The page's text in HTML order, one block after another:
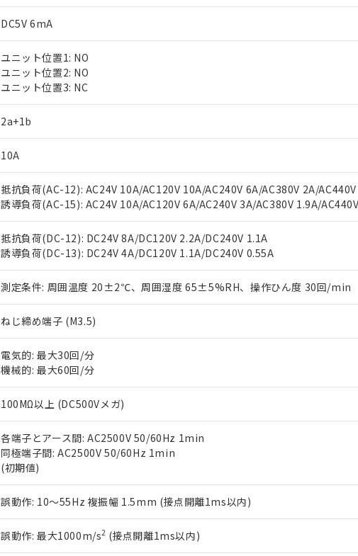
DC5V 6mA
ユニット位置1: NO
ユニット位置2: NO
ユニット位置3: NC
2a+1b
10A
抵抗負荷(AC-12): AC24V 10A/AC120V 10A/AC240V 6A/AC380V 2A/
誘導負荷(AC-15): AC24V 10A/AC120V 6A/AC240V 3A/AC380V 1.9A/
抵抗負荷(DC-12): DC24V 8A/DC120V 2.2A/DC240V 1.1A
誘導負荷(DC-13): DC24V 4A/DC120V 1.1A/DC240V 0.55A
測定条件: 周囲温度 20±2℃、周囲湿度 65±5%RH、操作ひん度 30回/min
ねじ締め端子 (M3.5)
電気的: 最大30回/分
機械的: 最大60回/分
100MΩ以上 (DC500Vメガ)
各端子とアース間: AC2500V 50/60Hz 1min
同極端子間: AC2500V 50/60Hz 1min
(初期値)
誤動作: 10～55Hz 複振幅 1.5mm (接点開離1ms以内)
誤動作: 最大1000m/s2 (接点開離1ms以内)
ご利用条件
以下の条件をお読みいただき、同意のうえご利用ください。
本サービスは、当社制御機器事業取扱商品の当社在庫状況および標
くものです。
当社制御機器事業取扱商品の中には、本サービスの対象外となる商
のであり、閲覧された時点での実際の在庫および標準価格とは異な
い。
正式な納期状況および標準価格はお客様のお取引先、またはお客様
当社販売員にご相談ください。
オムロン制御機器販売店や当社販売拠点は「販売ネットワーク
」
在庫状況および標準価格結果を当社の事前の承諾なく第三者に漏洩
マイパーツ機能（部品リスト作成サービス）をご利用いただくには
ている必要があります。
お客様が当ウェブサイト上で当社にご登録された部品リストについ
さい。
※当社の共同利用者とは、"個人情報の共同利用に関して"
の「1.
いる法人を指します。
※1 対応状況
対応済み：EU RoHS指令（10物質）の非含有に対応した製品が提供可
対応予定：EU RoHS指令（10物質）の非含有に対応した製品に切り替え
対応予定なし：EU RoHS指令（10物質）の非含有に非対応の商品で、対
非該当品：ライセンス料など無形物で、有害物質有無と関係のない商品で
仕入先様の事情により、非含有部品としていたものが、含有品と判明し
があります。
*EU RoHS指令（10物質）：
鉛(Pb) 1000ppm以下、 水銀(Hg) 1000ppm以下、 カドミウム(Cd) 100ppm以下、
六価クロム(Cr(Ⅵ)) 1000ppm以下、ポリ臭化ビフェニル類(PBB) 1000ppm以下、ポリ臭化ジ
但し、RoHS指令で産業用監視および制御機器に対する適用除外項目は除く。
フタル酸エステル類の４物質については閾値を超える意図的な使用がないことを確認していま
※2 対応予定月
部品在庫の切り替え状況などにより、予定月が前後することがあります。
※3 非含有証明書ダウンロード
下記の非含有証明書をダウンロードすることができます。
EU RoHS指令（10物質）の非含有証明書
51物質の非含有証明書（当社基準）
※本証明書は発行日時点で非含有を証明するもので、過去に遡って非含有
また、RoHS指令のフタル酸エステル類４物質の対応では、対応完了ま
混在することから備考欄に対応日を記載しておりました。
り割愛しております。
※1 中国RoHS○×表
「－」：未確認です。当社販売部門へお問い合わせください。
*中国RoHS10物質の基準値 (GB/T26572)：
Pb(鉛) :1000ppm、 Hg(水銀) : 1000ppm、 Cd(カドミウム) : 100ppm、
Cr(Ⅵ)(六価クロム) : 1000ppm、 PBBs(ポリ臭化ビフェニル類) : 1000ppm、 PBDEs(ポリ臭化
DBP(フタル酸ジブチル) : 1000ppm、 DIBP(フタル酸ジイソブチル) : 1000ppm、 BBP(フタル
DEHP(フタル酸ビス(2-エチルヘキシル)) : 1000ppm
※2 環境保護使用期限
「ｅ」：有害物質（10物質）のすべてが基準値以下であることを示しま
「10」：通常の使用状況下において有害物質が外部に漏えいし、環境に
味します。
当社は、これら貴社製品のうち、外国為替および外国貿易法に定め
う）を輸出または国外への提供する場合は、日本国政府の輸出許可(
当社は規制貨物を破棄する場合は、完全に破砕するなど、違法に輸
ます。
当社は貴社製品を、核兵器、ミサイル、化学兵器、生物兵器または
当社は、貴社製品を第三者に販売する場合は、上記1、2および3の
また当社は、販売先および販売に係わる関係者が違法に輸出するお
たしません。
記
号
説明
○ 一定数以上の在庫あり
△ 一定数には満たないが在庫あり
－
在庫なし(最新の在庫状況については、お客様のお取引先、また
機器販売店・当社販売員にご確認ください)
空
白
受注生産機種、また在庫状況の情報を公開していない機種